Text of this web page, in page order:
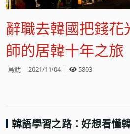
辭職去韓國把錢花
師的居韓十年之旅
烏魷 2021/11/04 5803
韓語學習之路：好想看懂